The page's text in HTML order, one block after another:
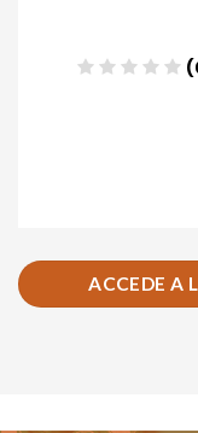
ACCEDE A